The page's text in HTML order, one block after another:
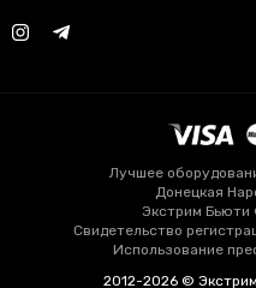
Лучшее
Донецкая
Экстрим
Свидетельство
Использование
2012-2026 ©